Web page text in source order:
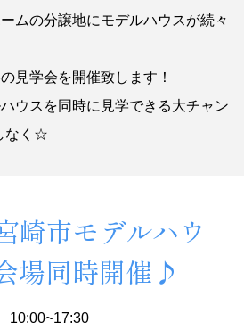
ムの分譲地にモデルハウスが続々
見学会を開催致します！
ウスを同時に見学できる大チャン
なく☆
崎市モデルハウ
場同時開催♪
10:00~17:30